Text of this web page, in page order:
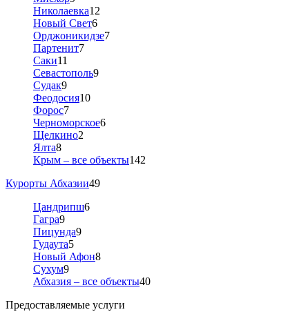
Николаевка12
Новый Свет6
Орджоникидзе7
Партенит7
Саки11
Севастополь9
Судак9
Феодосия10
Форос7
Черноморское6
Щелкино2
Ялта8
Крым – все объекты142
Курорты Абхазии49
Цандрипш6
Гагра9
Пицунда9
Гудаута5
Новый Афон8
Сухум9
Абхазия – все объекты40
Предоставляемые услуги